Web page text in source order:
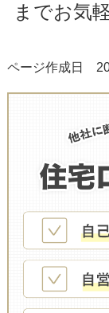
までお気
ページ作成日